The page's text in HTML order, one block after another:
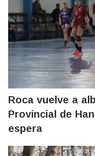
Roca vuelve a
Provincial de
espera